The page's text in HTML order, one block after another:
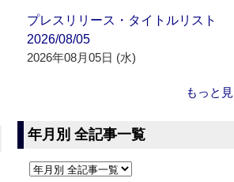
プレスリリース・タイトルリスト
2026/08/05
2026年08月05日 (水)
もっと
年月別 全記事一覧